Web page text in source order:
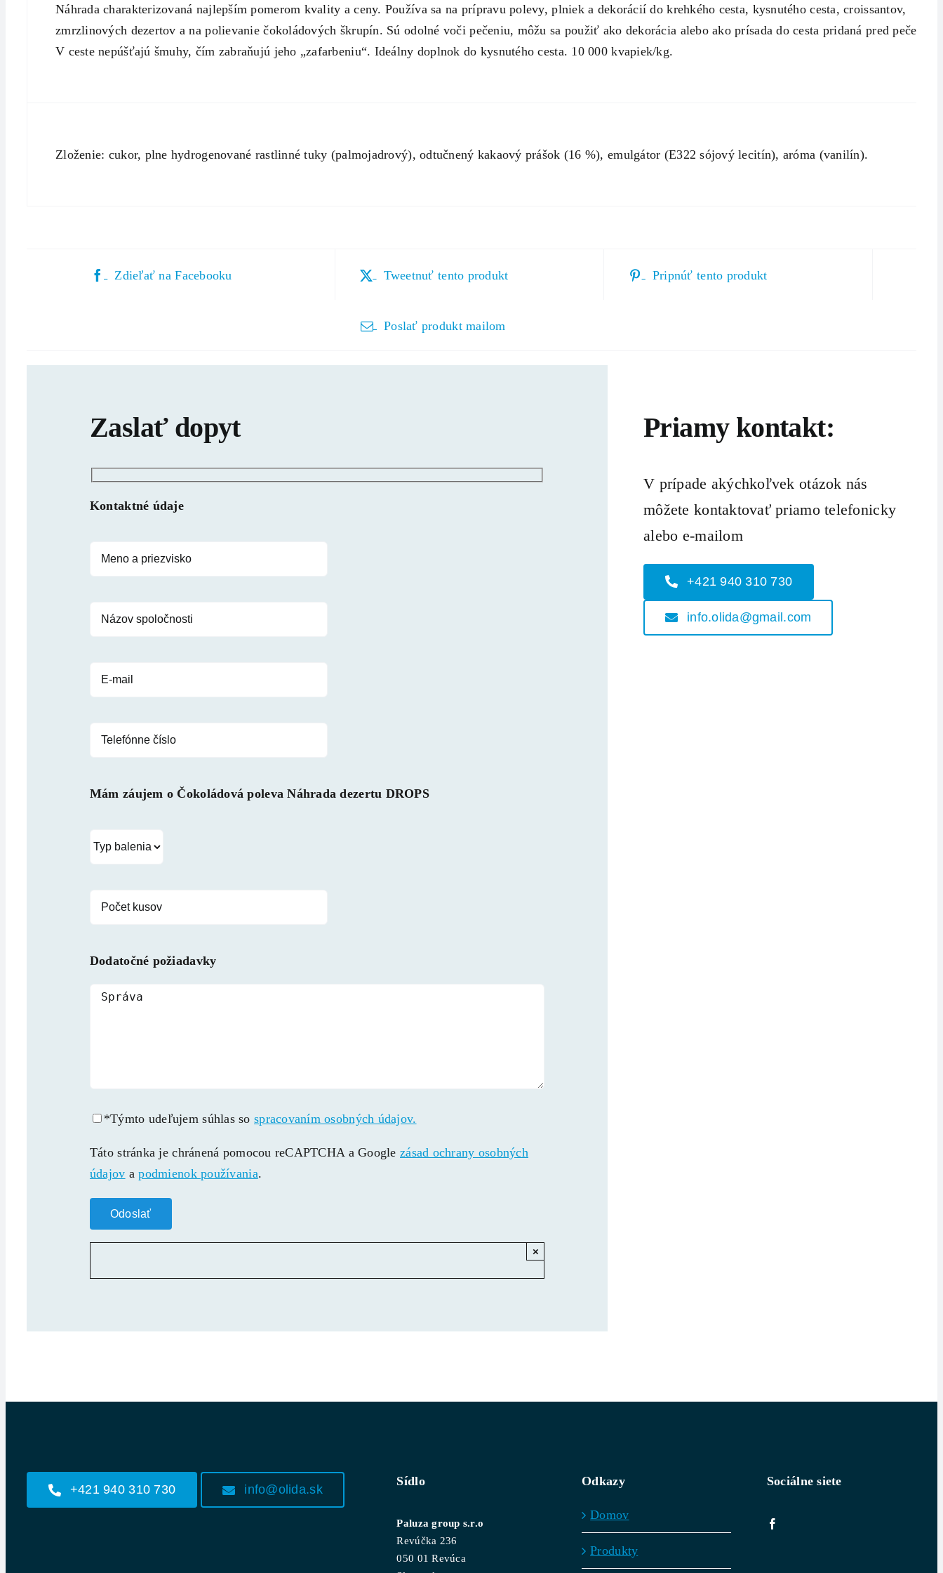
Náhrada charakterizovaná najlepším pomerom kvality a ceny. Používa sa na prípravu polevy, plniek a dekorácií do krehkého cesta, kysnutého cesta, croissantov,
zmrzlinových dezertov a na polievanie čokoládových škrupín. Sú odolné voči pečeniu, môžu sa použiť ako dekorácia alebo ako prísada do cesta pridaná pred pečením.
V ceste nepúšťajú šmuhy, čím zabraňujú jeho „zafarbeniu“. Ideálny doplnok do kysnutého cesta. 10 000 kvapiek/kg.
Zloženie: cukor, plne hydrogenované rastlinné tuky (palmojadrový), odtučnený kakaový prášok (16 %), emulgátor (E322 sójový lecitín), aróma (vanilín).
Zdieľať na Facebooku Tweetnuť tento produkt Pripnúť tento produkt
Poslať produkt mailom
Zaslať dopyt
Kontaktné údaje
Mám záujem o Čokoládová poleva Náhrada dezertu DROPS
Dodatočné požiadavky
*Týmto udeľujem súhlas so spracovaním osobných údajov.
Táto stránka je chránená pomocou reCAPTCHA a Google zásad ochrany osobných
údajov apodmienok používania.
×
Priamy kontakt:
V prípade akýchkoľvek otázok nás
môžete kontaktovať priamo telefonicky
alebo e-mailom
+421 940 310 730
info.olida@gmail.com
+421 940 310 730 info@olida.sk
Sídlo
Paluza group s.r.o
Revúčka 236
050 01 Revúca
Odkazy
Domov
Produkty
Sociálne siete